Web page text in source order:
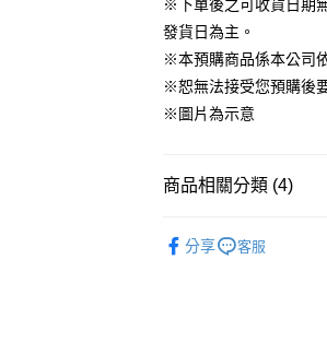
預購訂單-宅配專用(🔺
等超久)
每筆NT$100，滿
預購訂單-離島宅配專用
※下單後之可收貨日期
發貨日為主。
※本預購商品係本公司
※恕無法接受您預購後
※圖片為示意
商品相關分類 (4)
家
■🇯🇵日貨專區✈
分享 客服